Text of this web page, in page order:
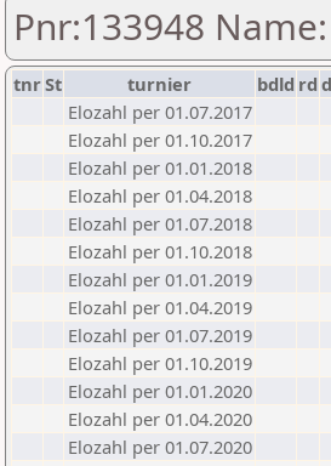
Pnr:133948
tnrSt turnier bdld rd
Elozahl per 01.07.2017
Elozahl per 01.10.2017
Elozahl per 01.01.2018
Elozahl per 01.04.2018
Elozahl per 01.07.2018
Elozahl per 01.10.2018
Elozahl per 01.01.2019
Elozahl per 01.04.2019
Elozahl per 01.07.2019
Elozahl per 01.10.2019
Elozahl per 01.01.2020
Elozahl per 01.04.2020
Elozahl per 01.07.2020